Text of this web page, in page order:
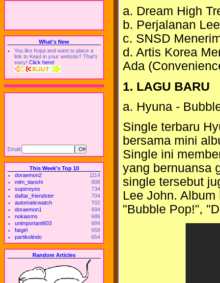
What's New
You like Kejut and want to place a
link to Kejut in your website? That's
easy! Click here!
Email:
This Week's Top 10
doraemon2
1114
mlm_tianshi
808
supereyes
734
daftar_friendster
704
automaticwatch
702
doraemon1
694
nokiasms
686
unimportant603
684
fatgirl
658
partikelindo
654
Random Articles
a. Dream High
b. Perjalanan
c. SNSD
d. Artis Korea
Ada
1. LAGU BARU
a. Hyuna -
Single terbaru
bersama mini
Single ini
yang bernuansa
single tersebut
Lee John.
"Bubble Pop!",